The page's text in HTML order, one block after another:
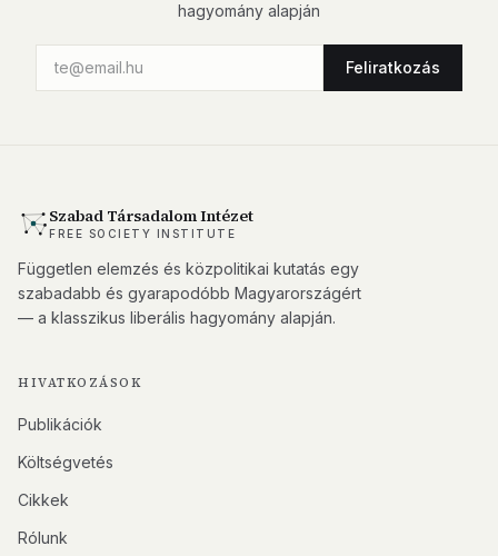
hagyomány alapján
Feliratkozás
Szabad Társadalom Intézet
FREE SOCIETY INSTITUTE
Független elemzés és közpolitikai kutatás egy
szabadabb és gyarapodóbb Magyarországért
— a klasszikus liberális hagyomány alapján.
HIVATKOZÁSOK
Publikációk
Költségvetés
Cikkek
Rólunk